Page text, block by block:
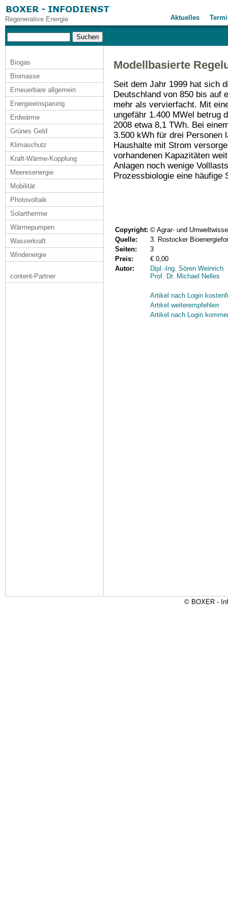
Regenerative Energie Aktuelles
Biogas
Biomasse
Erneuerbare allgemein
Energieeinsparung
Erdwärme
Grünes Geld
Klimaschutz
Kraft-Wärme-Kopplung
Meeresenergie
Mobilität
Photovoltaik
Solarthermie
Wärmepumpen
Wasserkraft
Windenergie
content-Partner
Modellbasierte
Seit dem Jahr 1999 hat sich
Deutschland von 850 bis auf
mehr als vervierfacht. Mit
ungefähr 1.400 MWel betrug
2008 etwa 8,1 TWh. Bei
3.500 kWh für drei Personen
Haushalte mit Strom
vorhandenen Kapazitäten
Anlagen noch wenige
Prozessbiologie eine häufige
Copyright: © Agrar- und
Quelle:
3. Rostocker
Seiten:
3
Preis:
€ 0,00
Autor:
Dipl.-Ing. Sören Weinrich
Prof. Dr. Michael Nelles
Artikel nach Login
Artikel weiterempfehlen
Artikel nach Login
© BOXER -